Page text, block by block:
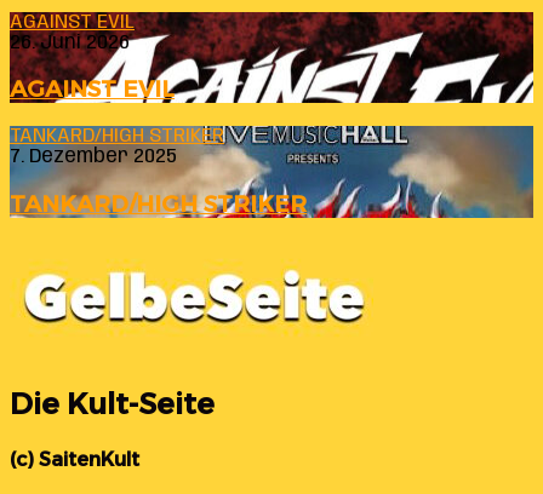
AGAINST EVIL
26. Juni 2026
AGAINST EVIL
TANKARD/HIGH STRIKER
7. Dezember 2025
TANKARD/HIGH STRIKER
Die Kult-Seite
(c) SaitenKult